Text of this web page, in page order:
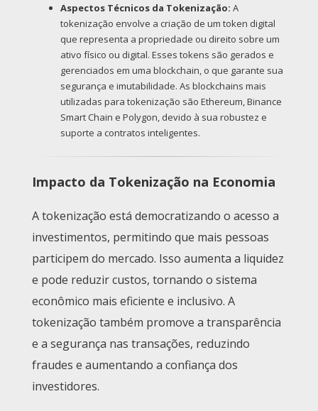
Aspectos Técnicos da Tokenização: A
tokenização envolve a criação de um token digital
que representa a propriedade ou direito sobre um
ativo físico ou digital. Esses tokens são gerados e
gerenciados em uma blockchain, o que garante sua
segurança e imutabilidade. As blockchains mais
utilizadas para tokenização são Ethereum, Binance
Smart Chain e Polygon, devido à sua robustez e
suporte a contratos inteligentes.
Impacto da Tokenização na Economia
A tokenização está democratizando o acesso a
investimentos, permitindo que mais pessoas
participem do mercado. Isso aumenta a liquidez
e pode reduzir custos, tornando o sistema
econômico mais eficiente e inclusivo. A
tokenização também promove a transparência
e a segurança nas transações, reduzindo
fraudes e aumentando a confiança dos
investidores.